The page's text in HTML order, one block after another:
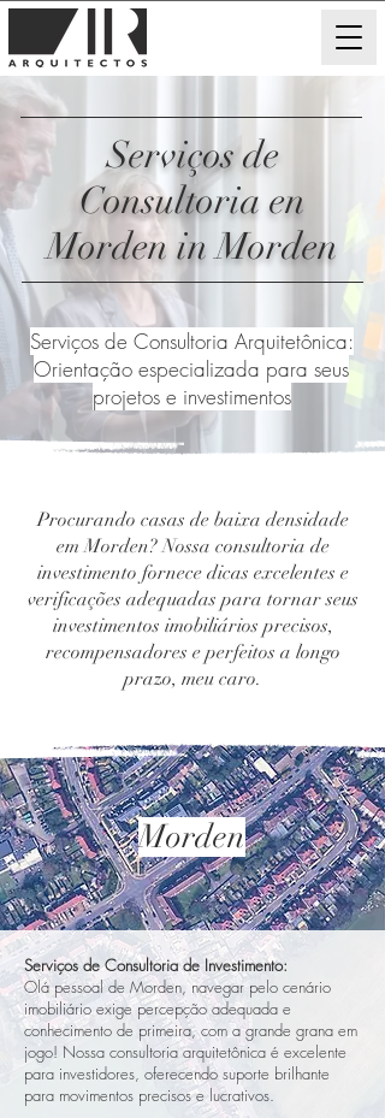
Serviços de
Consultoria en
Morden in Morden
Serviços de Consultoria Arquitetônica:
Orientação especializada para seus
projetos e investimentos
Procurando casas de baixa densidade
em Morden? Nossa consultoria de
investimento fornece dicas excelentes e
verificações adequadas para tornar seus
investimentos imobiliários precisos,
recompensadores e perfeitos a longo
prazo, meu caro.
Morden
Serviços de Consultoria de Investimento:
Olá pessoal de Morden, navegar pelo cenário
imobiliário exige percepção adequada e
conhecimento de primeira, com a grande grana em
jogo! Nossa consultoria arquitetônica é excelente
para investidores, oferecendo suporte brilhante
para movimentos precisos e lucrativos.